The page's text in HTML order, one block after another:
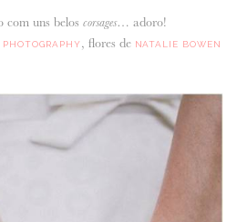
CONNOSCO
com uns belos corsages… adoro!
, flores de NATALIE BOWEN